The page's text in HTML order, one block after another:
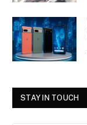
STAY IN TOUCH